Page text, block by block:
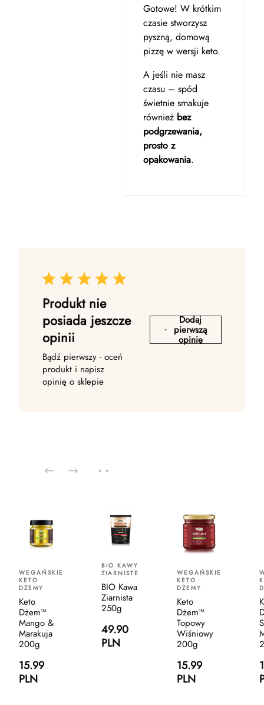
Gotowe! W krótkim
czasie stworzysz
pyszną, domową
pizzę w wersji keto.
A jeśli nie masz
czasu – spód
świetnie smakuje
również bez
podgrzewania,
prosto z
opakowania.
Produkt nie
posiada jeszcze
opinii
Bądź pierwszy - oceń
produkt i napisz
opinię o sklepie
Dodaj
pierwszą
opinię
WEGAŃSKIE
KETO
DŻEMY
Keto
Dżem™
Mango &
Marakuja
200g
15.99
PLN
BIO KAWY
ZIARNISTE
BIO Kawa
Ziarnista
250g
49.90
PLN
WEGAŃSKIE
KETO
DŻEMY
Keto
Dżem™
Topowy
Wiśniowy
200g
15.99
PLN